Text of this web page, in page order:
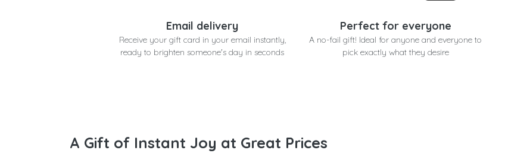
Email delivery
Receive your gift card in your email instantly,
ready to brighten someone's day in seconds
Perfect for everyone
A no-fail gift! Ideal for anyone and everyone to
pick exactly what they desire
A Gift of Instant Joy at Great Prices